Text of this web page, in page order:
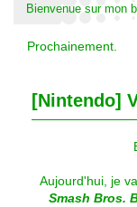
Bienvenue sur mon
Prochainement.
[Nintendo]
Aujourd'hui, je
Smash Bros.